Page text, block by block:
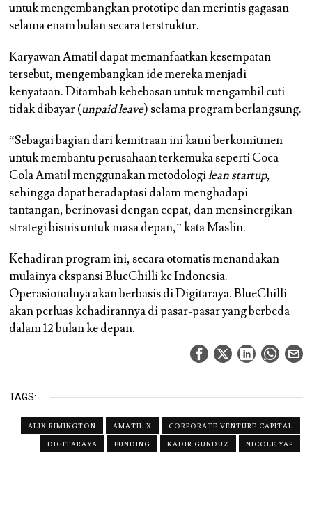
untuk mengembangkan prototipe dan merintis gagasan
selama enam bulan secara terstruktur.
Karyawan Amatil dapat memanfaatkan kesempatan
tersebut, mengembangkan ide mereka menjadi
kenyataan. Ditambah kebebasan untuk mengambil cuti
tidak dibayar (unpaid leave) selama program berlangsung.
“Sebagai bagian dari kemitraan ini kami berkomitmen
untuk membantu perusahaan terkemuka seperti Coca
Cola Amatil menggunakan metodologilean startup,
sehingga dapat beradaptasi dalam menghadapi
tantangan, berinovasi dengan cepat, dan mensinergikan
strategi bisnis untuk masa depan,” kata Maslin.
Kehadiran program ini, secara otomatis menandakan
mulainya ekspansi BlueChilli ke Indonesia.
Operasionalnya akan berbasis di Digitaraya. BlueChilli
akan perluas kehadirannya di pasar-pasar yang berbeda
dalam 12 bulan ke depan.
TAGS:
ALIX RIMINGTON AMATIL X
CORPORATE VENTURE CAPITAL
DIGITARAYA
FUNDING KADIR GUNDUZ NICOLE YAP